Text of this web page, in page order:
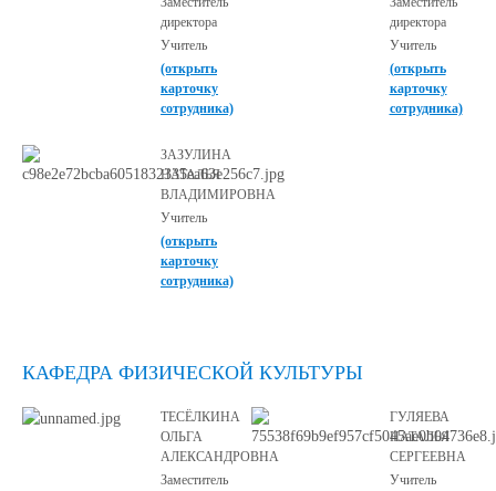
директора
Учитель
(открыть
карточку
сотрудника)
директора
Учитель
(открыть
карточку
сотрудника)
ЗАЗУЛИНА
НАТАЛЬЯ
ВЛАДИМИРОВНА
Учитель
(открыть
карточку
сотрудника)
КАФЕДРА ФИЗИЧЕСКОЙ КУЛЬТУРЫ
ТЕСЁЛКИНА
ОЛЬГА
АЛЕКСАНДРОВНА
Заместитель
ГУЛЯЕВА
НАТАЛЬЯ
СЕРГЕЕВНА
Учитель